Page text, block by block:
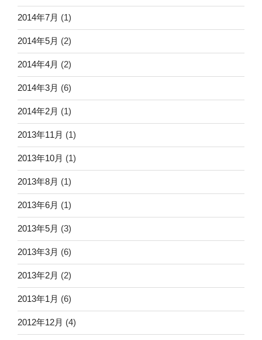
2014年7月 (1)
2014年5月 (2)
2014年4月 (2)
2014年3月 (6)
2014年2月 (1)
2013年11月 (1)
2013年10月 (1)
2013年8月 (1)
2013年6月 (1)
2013年5月 (3)
2013年3月 (6)
2013年2月 (2)
2013年1月 (6)
2012年12月 (4)